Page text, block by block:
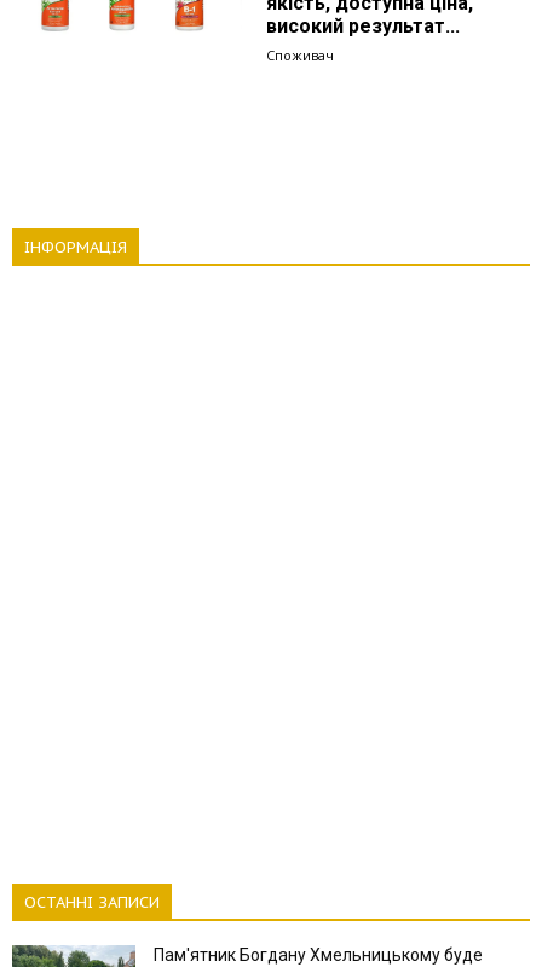
високий результат...
Споживач
ІНФОРМАЦІЯ
ОСТАННІ ЗАПИСИ
Пам'ятник Богдану Хмельницькому буде